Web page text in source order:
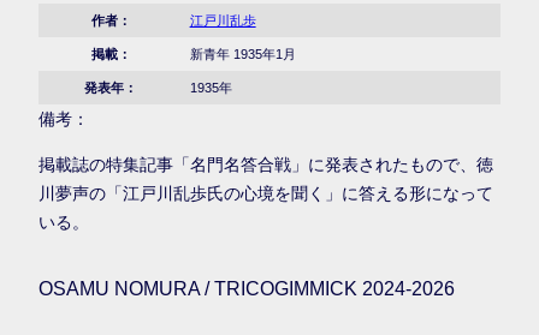
作者： 江戸川乱歩
掲載： 新青年 1935年1月
発表年： 1935年
備考：
掲載誌の特集記事「名門名答合戦」に発表されたもので、徳
川夢声の「江戸川乱歩氏の心境を聞く」に答える形になって
いる。
OSAMU NOMURA / TRICOGIMMICK 2024-2026